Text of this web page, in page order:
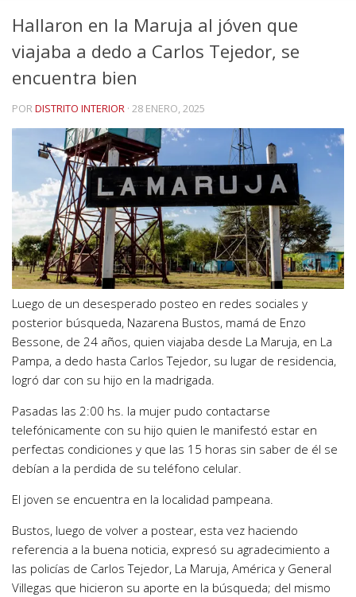
Hallaron en la Maruja al jóven que
viajaba a dedo a Carlos Tejedor, se
encuentra bien
PORDISTRITO INTERIOR · 28 ENERO, 2025
Luego de un desesperado posteo en redes sociales y
posterior búsqueda, Nazarena Bustos, mamá de Enzo
Bessone, de 24 años, quien viajaba desde La Maruja, en La
Pampa, a dedo hasta Carlos Tejedor, su lugar de residencia,
logró dar con su hijo en la madrigada.
Pasadas las 2:00 hs. la mujer pudo contactarse
telefónicamente con su hijo quien le manifestó estar en
perfectas condiciones y que las 15 horas sin saber de él se
debían a la perdida de su teléfono celular.
El joven se encuentra en la localidad pampeana.
Bustos, luego de volver a postear, esta vez haciendo
referencia a la buena noticia, expresó su agradecimiento a
las policías de Carlos Tejedor, La Maruja, América y General
Villegas que hicieron su aporte en la búsqueda; del mismo